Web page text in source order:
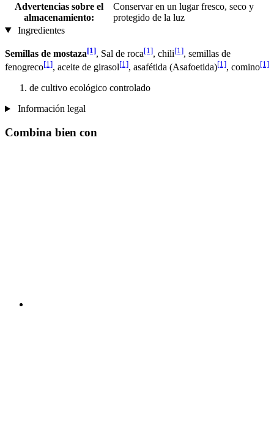
Advertencias sobre el
almacenamiento:
Conservar en un lugar fresco, seco y
protegido de la luz
Ingredientes
Semillas de mostaza[1], Sal de roca[1], chili[1], semillas de
fenogreco[1], aceite de girasol[1], asafétida (Asafoetida)[1], comino[1]
de cultivo ecológico controlado
Información legal
Combina bien con